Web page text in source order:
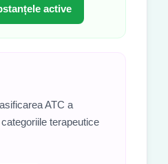
active
ATC a
terapeutice